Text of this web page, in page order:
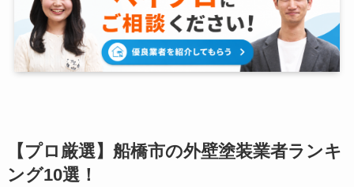
【プロ厳選】船橋市の外壁塗装業者ランキ
ング10選！